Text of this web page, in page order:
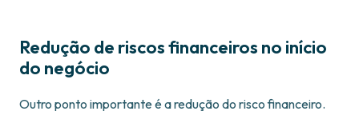
Redução de riscos financeiros no início
do negócio
Outro ponto importante é a redução do risco financeiro.